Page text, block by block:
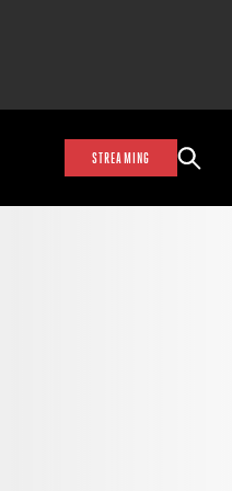
STREAMING